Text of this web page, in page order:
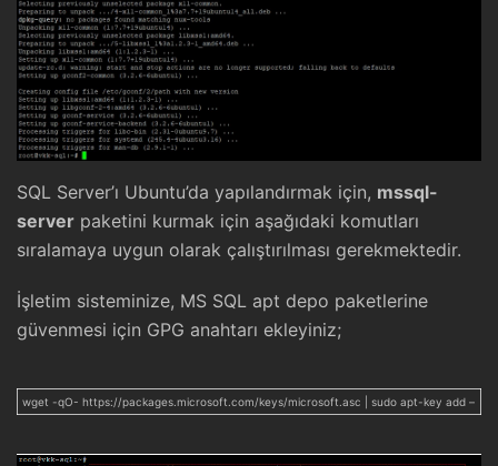
SQL Server’ı Ubuntu’da yapılandırmak için, mssql-
server paketini kurmak için aşağıdaki komutları
sıralamaya uygun olarak çalıştırılması gerekmektedir.
İşletim sisteminize, MS SQL apt depo paketlerine
güvenmesi için GPG anahtarı ekleyiniz;
wget -qO- https://packages.microsoft.com/keys/microsoft.asc | sudo apt-key add –